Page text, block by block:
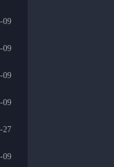
09
09
09
09
27
09